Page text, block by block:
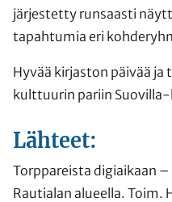
järjestetty runsaasti
tapahtumia eri
Hyvää kirjaston päivää ja
kulttuurin pariin
Lähteet:
Torppareista digiaikaan
Rautialan alueella. Toim.